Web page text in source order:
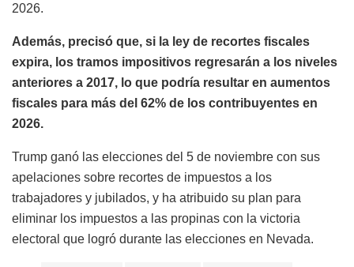
2026.
Además, precisó que, si la ley de recortes fiscales
expira, los tramos impositivos regresarán a los niveles
anteriores a 2017, lo que podría resultar en aumentos
fiscales para más del 62% de los contribuyentes en
2026.
Trump ganó las elecciones del 5 de noviembre con sus
apelaciones sobre recortes de impuestos a los
trabajadores y jubilados, y ha atribuido su plan para
eliminar los impuestos a las propinas con la victoria
electoral que logró durante las elecciones en Nevada.